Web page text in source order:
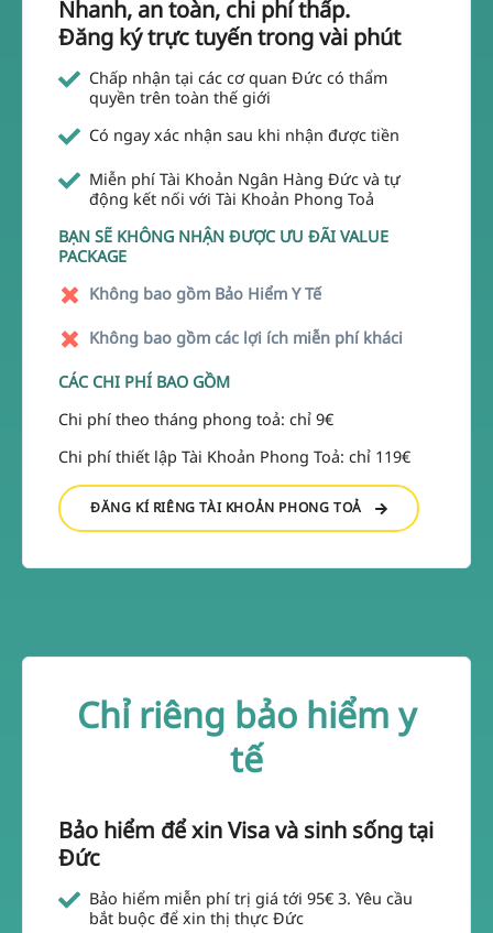
Nhanh, an toàn, chi phí thấp.
Đăng ký trực tuyến trong vài phút
Chấp nhận tại các cơ quan Đức có thẩm
quyền trên toàn thế giới
Có ngay xác nhận sau khi nhận được tiền
Miễn phí Tài Khoản Ngân Hàng Đức và tự
động kết nối với Tài Khoản Phong Toả
BẠN SẼ KHÔNG NHẬN ĐƯỢC ƯU ĐÃI VALUE
PACKAGE
Không bao gồm Bảo Hiểm Y Tế
Không bao gồm các lợi ích miễn phí kháci
CÁC CHI PHÍ BAO GỒM
Chi phí theo tháng phong toả: chỉ 9€
Chi phí thiết lập Tài Khoản Phong Toả: chỉ 119€
ĐĂNG KÍ RIÊNG TÀI KHOẢN PHONG TOẢ
Chỉ riêng bảo hiểm y
tế
Bảo hiểm để xin Visa và sinh sống tại
Đức
Bảo hiểm miễn phí trị giá tới 95€ 3. Yêu cầu
bắt buộc để xin thị thực Đức